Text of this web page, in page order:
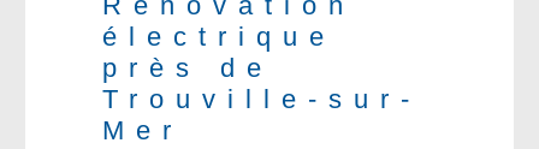
électrique
près de
Trouville-sur-
Mer